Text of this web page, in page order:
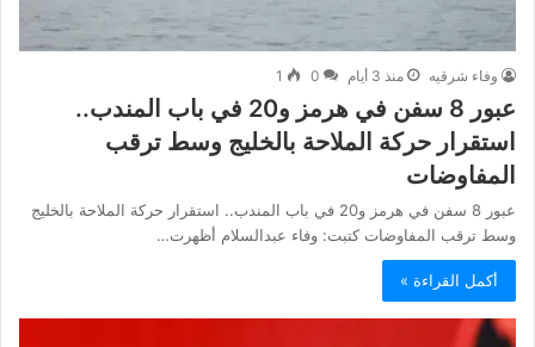
وفاء شرقيه منذ 3 أيام 0
1
عبور 8 سفن في هرمز و20 في باب المندب..
استقرار حركة الملاحة بالخليج وسط ترقب
المفاوضات
عبور 8 سفن في هرمز و20 في باب المندب.. استقرار حركة الملاحة بالخليج
وسط ترقب المفاوضات كتبت: وفاء عبدالسلام أظهرت…
أكمل القراءة »